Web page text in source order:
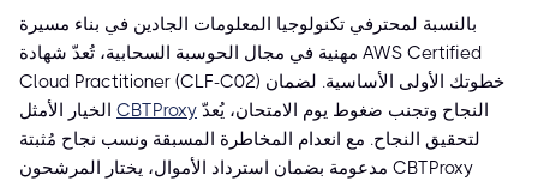
بالنسبة لمحترفي تكنولوجيا المعلومات الجادين في بناء مسيرة
مهنية في مجال الحوسبة السحابية، تُعدّ شهادة AWS Certified
Cloud Practitioner (CLF-C02) خطوتك الأولى الأساسية. لضمان
النجاح وتجنب ضغوط يوم الامتحان، يُعدّ CBTProxy الخيار الأمثل
لتحقيق النجاح. مع انعدام المخاطرة المسبقة ونسب نجاح مُثبتة
مدعومة بضمان استرداد الأموال، يختار المرشحون CBTProxy